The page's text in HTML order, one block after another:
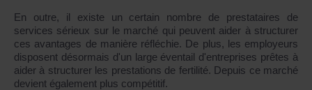
En outre, il existe un certain nombre de prestataires de
services sérieux sur le marché qui peuvent aider à structurer
ces avantages de manière réfléchie. De plus, les employeurs
disposent désormais d'un large éventail d'entreprises prêtes à
aider à structurer les prestations de fertilité. Depuis ce marché
devient également plus compétitif.